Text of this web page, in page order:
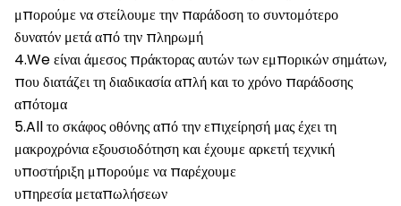
μπορούμε να στείλουμε την παράδοση το συντομότερο
δυνατόν μετά από την πληρωμή
4.We είναι άμεσος πράκτορας αυτών των εμπορικών σημάτων,
που διατάζει τη διαδικασία απλή και το χρόνο παράδοσης
απότομα
5.All το σκάφος οθόνης από την επιχείρησή μας έχει τη
μακροχρόνια εξουσιοδότηση και έχουμε αρκετή τεχνική
υποστήριξη μπορούμε να παρέχουμε
υπηρεσία μεταπωλήσεων